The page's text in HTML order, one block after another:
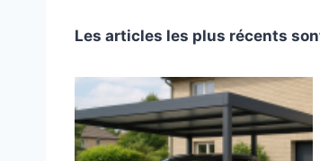
Les articles les plus récents